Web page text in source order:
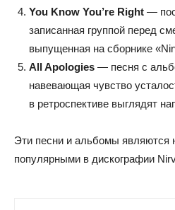
You Know You’re Right —
записанная группой перед
выпущенная на сборнике
All Apologies — песня с
навевающая чувство
в ретроспективе выглядят
Эти песни и альбомы являются
популярными в дискографии